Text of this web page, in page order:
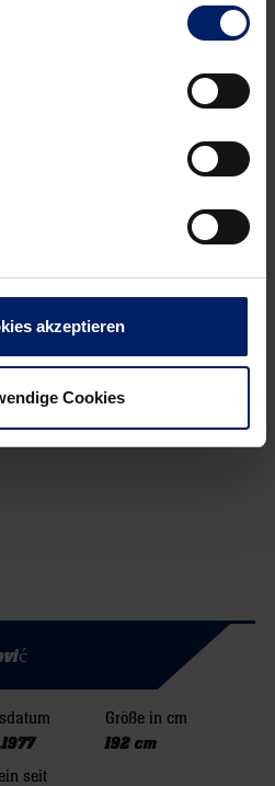
akzeptieren
Cookies
Größe in cm
192 cm
seit